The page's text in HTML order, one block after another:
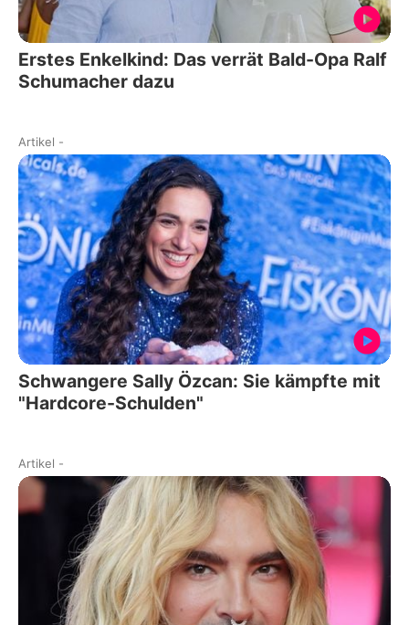
Erstes Enkelkind: Das verrät Bald-Opa Ralf
Schumacher dazu
Artikel -
Schwangere Sally Özcan: Sie kämpfte mit
"Hardcore-Schulden"
Artikel -